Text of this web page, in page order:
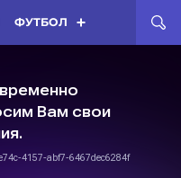
ФУТБОЛ